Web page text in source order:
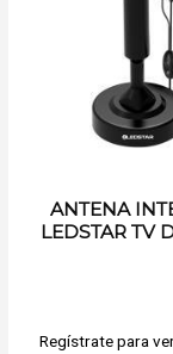
ANTENA
LEDSTAR TV
Regístrate para